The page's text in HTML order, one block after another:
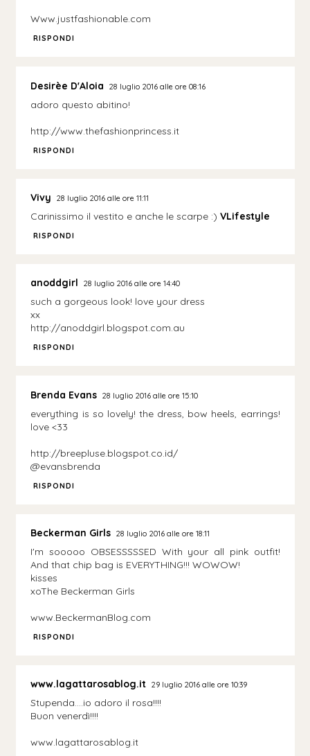
Www.justfashionable.com
RISPONDI
Desirèe D'Aloia 28 luglio 2016 alle ore 08:16
adoro questo abitino!
http://www.thefashionprincess.it
RISPONDI
Vivy 28 luglio 2016 alle ore 11:11
Carinissimo il vestito e anche le scarpe :)VLifestyle
RISPONDI
anoddgirl 28 luglio 2016 alle ore 14:40
such a gorgeous look! love your dress
xx
http://anoddgirl.blogspot.com.au
RISPONDI
Brenda Evans 28 luglio 2016 alle ore 15:10
everything is so lovely! the dress, bow heels, earrings!
love <33
http://breepluse.blogspot.co.id/
@evansbrenda
RISPONDI
Beckerman Girls 28 luglio 2016 alle ore 18:11
I'm sooooo OBSESSSSSED With your all pink outfit!
And that chip bag is EVERYTHING!!! WOWOW!
kisses
xoThe Beckerman Girls
www.BeckermanBlog.com
RISPONDI
www.lagattarosablog.it 29 luglio 2016 alle ore 10:39
Stupenda….io adoro il rosa!!!!
Buon venerdì!!!!
www.lagattarosablog.it